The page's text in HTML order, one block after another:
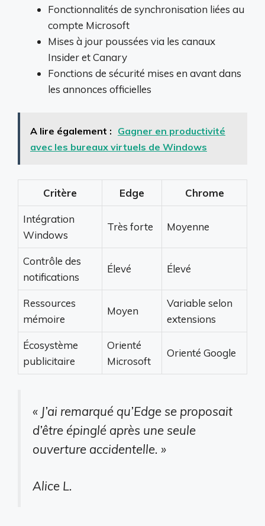
Fonctionnalités de synchronisation liées au
compte Microsoft
Mises à jour poussées via les canaux
Insider et Canary
Fonctions de sécurité mises en avant dans
les annonces officielles
A lire également : Gagner en productivité
avec les bureaux virtuels de Windows
Critère Edge Chrome
Intégration
Windows
Très forte Moyenne
Contrôle des
notifications
Élevé Élevé
Ressources
mémoire
Moyen
Variable selon
extensions
Écosystème
publicitaire
Orienté
Microsoft
Orienté Google
« J’ai remarqué qu’Edge se proposait
d’être épinglé après une seule
ouverture accidentelle. »
Alice L.